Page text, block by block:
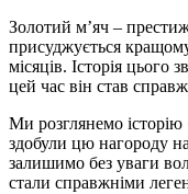
Золотий м’яч –
присуджується
місяців. Історія цього
цей час він став
Ми розглянемо історію
здобули цю нагороду
залишимо без уваги
стали справжніми